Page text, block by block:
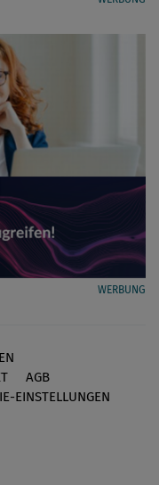
WERBUNG
AGB
EINSTELLUNGEN